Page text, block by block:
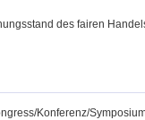
des fairen
Konferenz/